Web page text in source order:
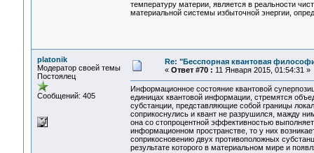
температуру материи, является в реальности
материальной системы избыточной энергии,
platonik
Модератор своей темы
Постоялец
Сообщений: 405
Re: "Бесспорная квантовая
« Ответ #70 : 11 Января 2015, 01:54:31 »
Информационное состояние квантовой
единицах квантовой информации, стремятся
субстанции, представляющие собой границы
соприкоснулись и квант не разрушился, мажду
она со стопроцентной эффективностью
информационном пространстве, то у них
соприкосновению двух противоположных
результате которого в материальном мире и